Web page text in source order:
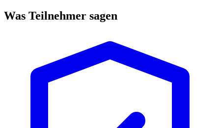
Was Teilnehmer sagen